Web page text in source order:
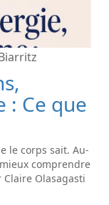
: Ce que
le corps sait. Au-
comprendre
Olasagasti